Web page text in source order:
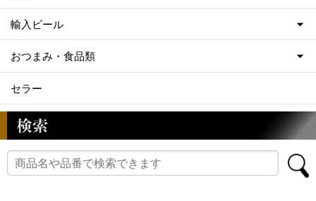
輸入ビール
おつまみ・食品類
セラー